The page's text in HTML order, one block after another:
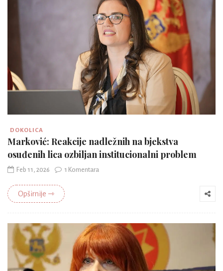
DOKOLICA
Marković: Reakcije nadležnih na bjekstva
osuđenih lica ozbiljan institucionalni problem
Feb 11, 2026 1 Komentara
Opširnije ⇾